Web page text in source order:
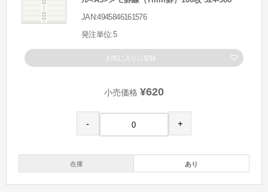
JAN:4945846161576
発注単位:5
お気に入りに登録
小売価格 ¥620
- +
在庫 あり